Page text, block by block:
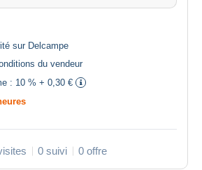
sur Delcampe
du vendeur
: 10 % + 0,30 €
0 suivi 0 offre